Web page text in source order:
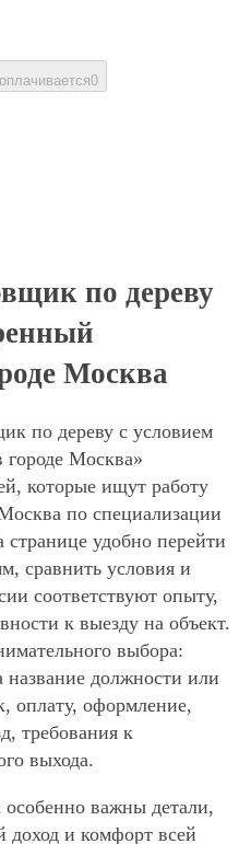
0
по дереву
Москва
по дереву с условием
городе Москва»
которые ищут работу
по специализации
удобно перейти
сравнить условия и
соответствуют опыту,
к выезду на объект.
выбора:
название должности или
оплату, оформление,
требования к
выхода.
важны детали,
доход и комфорт всей